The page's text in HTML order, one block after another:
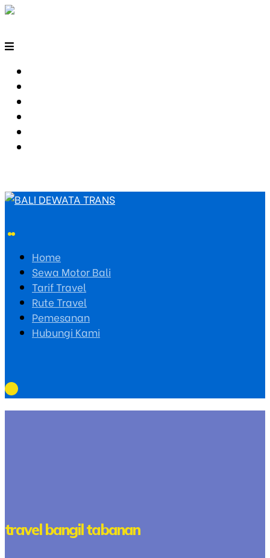
Home
Sewa Motor Bali
Tarif Travel
Rute Travel
Pemesanan
Hubungi Kami
travel bangil tabanan